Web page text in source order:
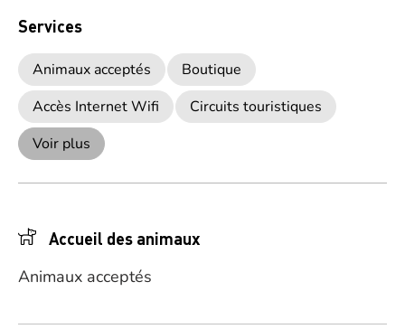
Services
Animaux acceptés
Boutique
Accès Internet Wifi
Circuits touristiques
Voir plus
Accueil des animaux
Animaux acceptés